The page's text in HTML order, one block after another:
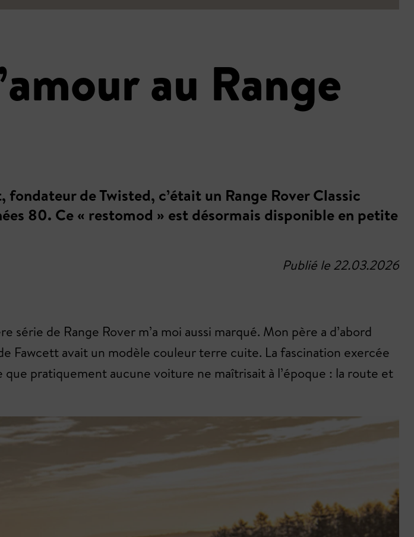
au Range
de Twisted, c’était un Range Rover Classic
80. Ce « restomod » est désormais disponible en petite
Publié le 22.03.2026
de Range Rover m’a moi aussi marqué. Mon père a d’abord
Fawcett avait un modèle couleur terre cuite. La fascination exercée
pratiquement aucune voiture ne maîtrisait à l’époque : la route et